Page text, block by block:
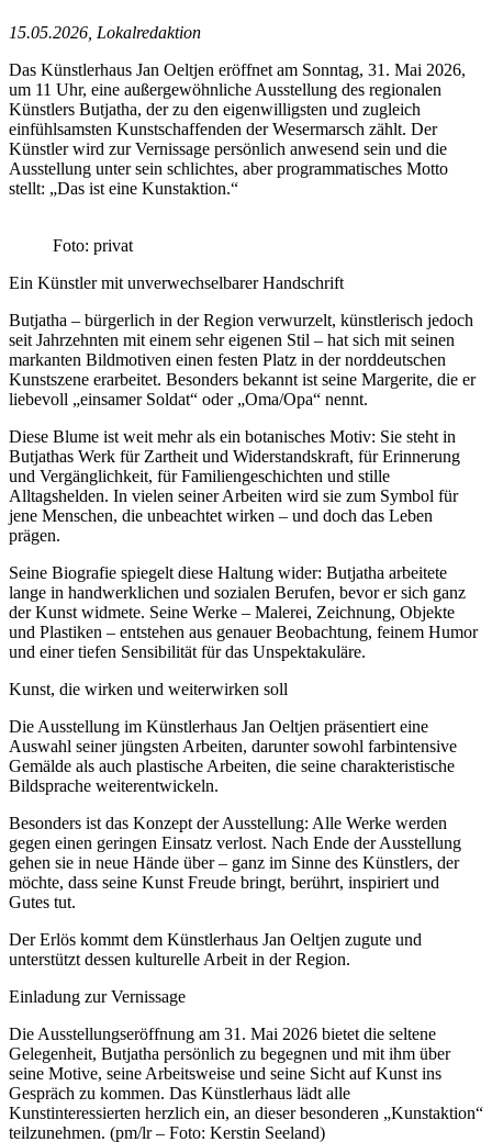
15.05.2026, Lokalredaktion
Das Künstlerhaus Jan Oeltjen eröffnet am Sonntag, 31. Mai 2026,
um 11 Uhr, eine außergewöhnliche Ausstellung des regionalen
Künstlers Butjatha, der zu den eigenwilligsten und zugleich
einfühlsamsten Kunstschaffenden der Wesermarsch zählt. Der
Künstler wird zur Vernissage persönlich anwesend sein und die
Ausstellung unter sein schlichtes, aber programmatisches Motto
stellt: „Das ist eine Kunstaktion.“
Foto: privat
Ein Künstler mit unverwechselbarer Handschrift
Butjatha – bürgerlich in der Region verwurzelt, künstlerisch jedoch
seit Jahrzehnten mit einem sehr eigenen Stil – hat sich mit seinen
markanten Bildmotiven einen festen Platz in der norddeutschen
Kunstszene erarbeitet. Besonders bekannt ist seine Margerite, die er
liebevoll „einsamer Soldat“ oder „Oma/Opa“ nennt.
Diese Blume ist weit mehr als ein botanisches Motiv: Sie steht in
Butjathas Werk für Zartheit und Widerstandskraft, für Erinnerung
und Vergänglichkeit, für Familiengeschichten und stille
Alltagshelden. In vielen seiner Arbeiten wird sie zum Symbol für
jene Menschen, die unbeachtet wirken – und doch das Leben
prägen.
Seine Biografie spiegelt diese Haltung wider: Butjatha arbeitete
lange in handwerklichen und sozialen Berufen, bevor er sich ganz
der Kunst widmete. Seine Werke – Malerei, Zeichnung, Objekte
und Plastiken – entstehen aus genauer Beobachtung, feinem Humor
und einer tiefen Sensibilität für das Unspektakuläre.
Kunst, die wirken und weiterwirken soll
Die Ausstellung im Künstlerhaus Jan Oeltjen präsentiert eine
Auswahl seiner jüngsten Arbeiten, darunter sowohl farbintensive
Gemälde als auch plastische Arbeiten, die seine charakteristische
Bildsprache weiterentwickeln.
Besonders ist das Konzept der Ausstellung: Alle Werke werden
gegen einen geringen Einsatz verlost. Nach Ende der Ausstellung
gehen sie in neue Hände über – ganz im Sinne des Künstlers, der
möchte, dass seine Kunst Freude bringt, berührt, inspiriert und
Gutes tut.
Der Erlös kommt dem Künstlerhaus Jan Oeltjen zugute und
unterstützt dessen kulturelle Arbeit in der Region.
Einladung zur Vernissage
Die Ausstellungseröffnung am 31. Mai 2026 bietet die seltene
Gelegenheit, Butjatha persönlich zu begegnen und mit ihm über
seine Motive, seine Arbeitsweise und seine Sicht auf Kunst ins
Gespräch zu kommen. Das Künstlerhaus lädt alle
Kunstinteressierten herzlich ein, an dieser besonderen „Kunstaktion“
teilzunehmen. (pm/lr – Foto: Kerstin Seeland)